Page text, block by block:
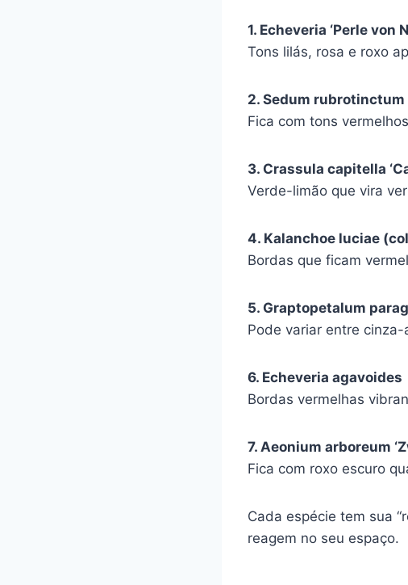
1. Echeveria ‘Perle von
Tons lilás, rosa e roxo
2. Sedum rubrotinctum
Fica com tons
3. Crassula capitella
Verde-limão que vira
4. Kalanchoe luciae
Bordas que ficam
5. Graptopetalum
Pode variar entre
6. Echeveria agavoides
Bordas vermelhas
7. Aeonium arboreum
Fica com roxo escuro
Cada espécie tem sua
reagem no seu espaço.